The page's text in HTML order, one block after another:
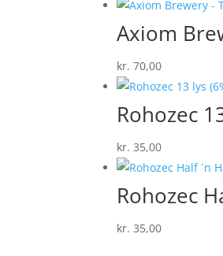
Axiom
kr. 70,00
Rohozec
kr. 35,00
Rohozec
kr. 35,00